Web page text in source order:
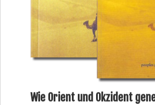
Wie Orient und Okzident